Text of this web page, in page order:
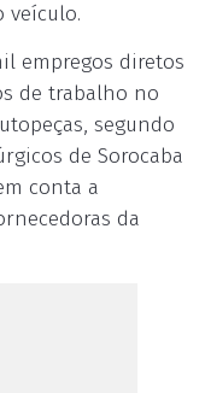
veículo.
empregos diretos
de trabalho no
segundo
de Sorocaba
conta a
da